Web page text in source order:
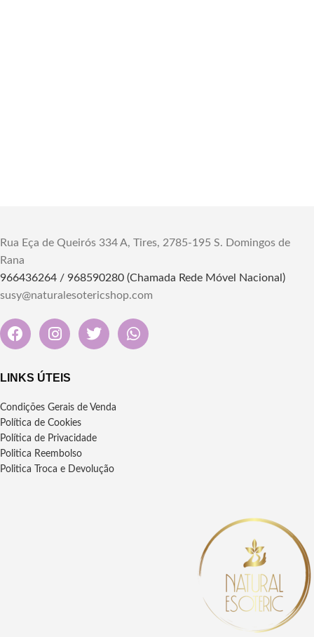
Rua Eça de Queirós 334 A, Tires, 2785-195 S. Domingos de
Rana
966436264 / 968590280 (Chamada Rede Móvel Nacional)
susy@naturalesotericshop.com
LINKS ÚTEIS
Condições Gerais de Venda
Política de Cookies
Política de Privacidade
Politica Reembolso
Politica Troca e Devolução